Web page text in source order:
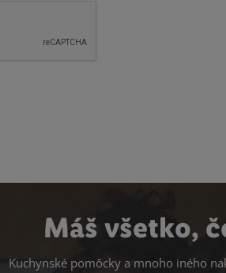
Máš všetko,
Kuchynské pomôcky a mnoho iného